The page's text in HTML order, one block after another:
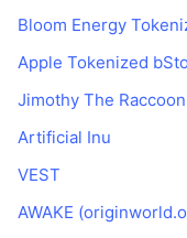
Bloom Energy
Apple Tokenized
Jimothy The Raccoon
Artificial Inu
VEST
AWAKE